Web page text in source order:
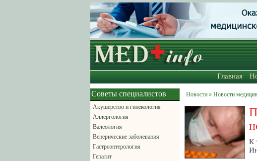
Главная
Советы специалистов
Акушерство и гинекология
Аллергология
Валеология
Венерические заболевания
Гастроэнтерология
Гепатит
Новости » Новости
К